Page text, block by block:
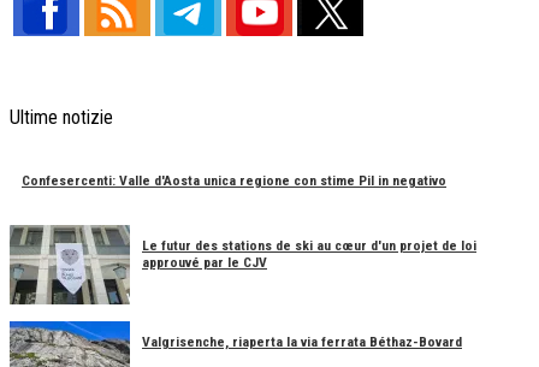
Ultime notizie
Confesercenti: Valle d'Aosta unica regione con stime Pil in negativo
Le futur des stations de ski au cœur d'un projet de loi
approuvé par le CJV
Valgrisenche, riaperta la via ferrata Béthaz-Bovard